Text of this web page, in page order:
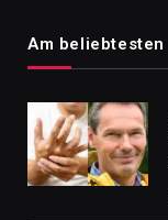
Am beliebtesten